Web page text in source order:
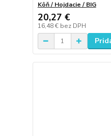
Kôň / Hojdacie / BIG
20,27 €
16,48 € bez DPH